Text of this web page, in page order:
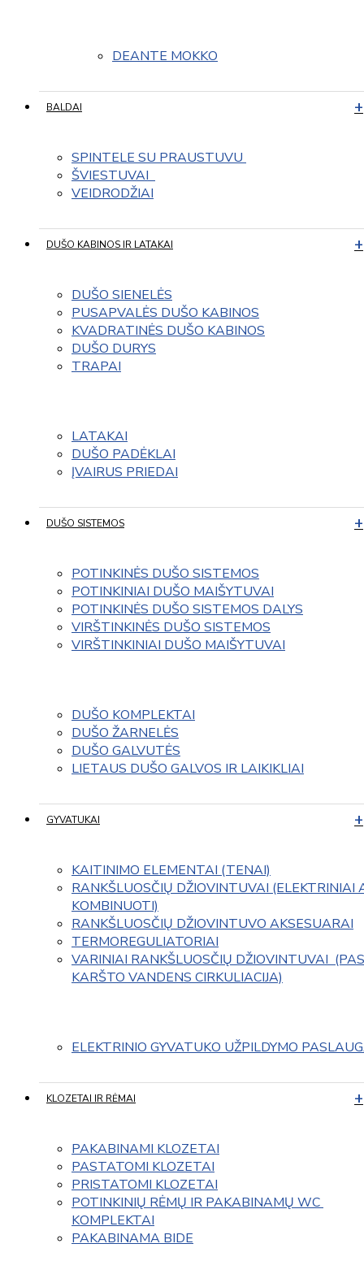
DEANTE MOKKO
BALDAI
SPINTELE SU PRAUSTUVU
ŠVIESTUVAI
VEIDRODŽIAI
DUŠO KABINOS IR LATAKAI
DUŠO SIENELĖS
PUSAPVALĖS DUŠO KABINOS
KVADRATINĖS DUŠO KABINOS
DUŠO DURYS
TRAPAI
LATAKAI
DUŠO PADĖKLAI
ĮVAIRUS PRIEDAI
DUŠO SISTEMOS
POTINKINĖS DUŠO SISTEMOS
POTINKINIAI DUŠO MAIŠYTUVAI
POTINKINĖS DUŠO SISTEMOS DALYS
VIRŠTINKINĖS DUŠO SISTEMOS
VIRŠTINKINIAI DUŠO MAIŠYTUVAI
DUŠO KOMPLEKTAI
DUŠO ŽARNELĖS
DUŠO GALVUTĖS
LIETAUS DUŠO GALVOS IR LAIKIKLIAI
GYVATUKAI
KAITINIMO ELEMENTAI (TENAI)
RANKŠLUOSČIŲ DŽIOVINTUVAI (ELEKTRINIAI
KOMBINUOTI)
RANKŠLUOSČIŲ DŽIOVINTUVO AKSESUARAI
TERMOREGULIATORIAI
VARINIAI RANKŠLUOSČIŲ DŽIOVINTUVAI
KARŠTO VANDENS CIRKULIACIJA)
ELEKTRINIO GYVATUKO UŽPILDYMO
KLOZETAI IR RĖMAI
PAKABINAMI KLOZETAI
PASTATOMI KLOZETAI
PRISTATOMI KLOZETAI
POTINKINIŲ RĖMŲ IR PAKABINAMŲ WC
KOMPLEKTAI
PAKABINAMA BIDE